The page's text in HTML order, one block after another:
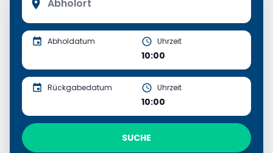
Abholdatum Uhrzeit
10:00
Rückgabedatum Uhrzeit
10:00
SUCHE